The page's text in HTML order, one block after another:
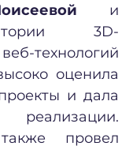
и
3D-
оценила
и дала
провел